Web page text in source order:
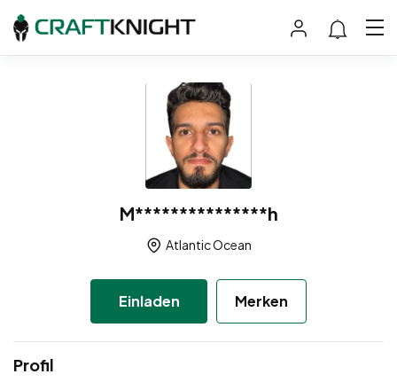
M***************h
Atlantic Ocean
Einladen Merken
Profil